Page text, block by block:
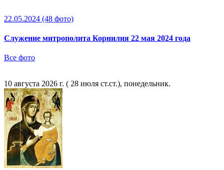
22.05.2024 (48 фото)
Служение митрополита Корнилия 22 мая 2024 года
Все фото
10 августа 2026 г. ( 28 июля ст.ст.), понедельник.